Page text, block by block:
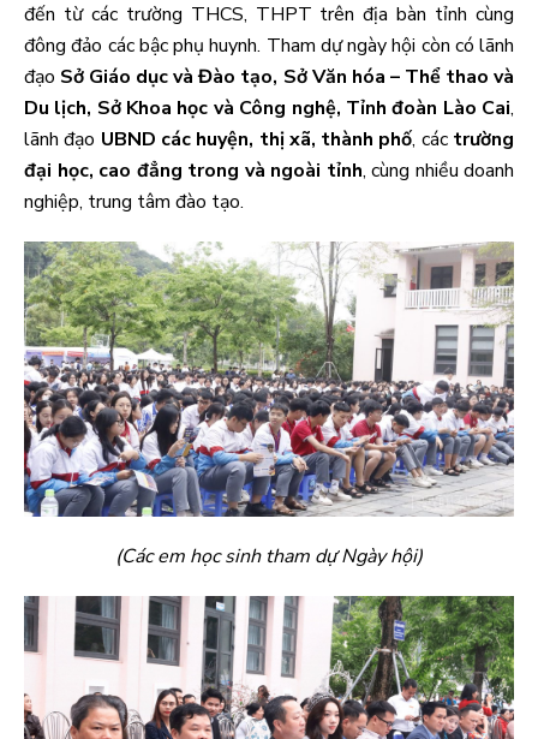
đến từ các trường THCS, THPT trên địa bàn tỉnh cùng
đông đảo các bậc phụ huynh. Tham dự ngày hội còn có lãnh
đạo Sở Giáo dục và Đào tạo, Sở Văn hóa – Thể thao và
Du lịch, Sở Khoa học và Công nghệ, Tỉnh đoàn Lào Cai,
lãnh đạo UBND các huyện, thị xã, thành phố, các trường
đại học, cao đẳng trong và ngoài tỉnh, cùng nhiều doanh
nghiệp, trung tâm đào tạo.
(Các em học sinh tham dự Ngày hội)